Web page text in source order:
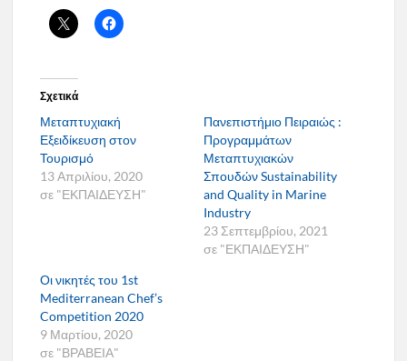
Σχετικά
Μεταπτυχιακή
Εξειδίκευση στον
Τουρισμό
13 Απριλίου, 2020
σε "ΕΚΠΑΙΔΕΥΣΗ"
Πανεπιστήμιο Πειραιώς :
Προγραμμάτων
Μεταπτυχιακών
Σπουδών Sustainability
and Quality in Marine
Industry
23 Σεπτεμβρίου, 2021
σε "ΕΚΠΑΙΔΕΥΣΗ"
Οι νικητές του 1st
Mediterranean Chef’s
Competition 2020
9 Μαρτίου, 2020
σε "ΒΡΑΒΕΙΑ"